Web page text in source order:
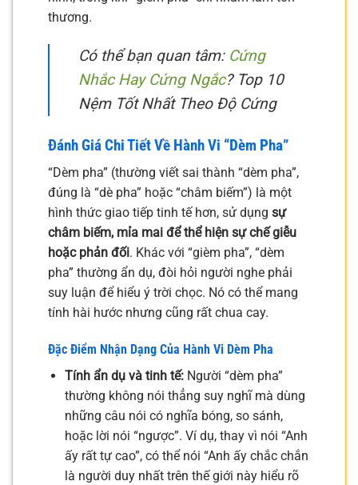
thương.
Có thể bạn quan tâm: Cứng
Nhắc Hay Cứng Ngắc? Top 10
Nệm Tốt Nhất Theo Độ Cứng
Đánh Giá Chi Tiết Về Hành Vi “Dèm Pha”
“Dèm pha” (thường viết sai thành “dèm pha”,
đúng là “dè pha” hoặc “châm biếm”) là một
hình thức giao tiếp tinh tế hơn, sử dụng sự
châm biếm, mỉa mai để thể hiện sự chế giễu
hoặc phản đối. Khác với “gièm pha”, “dèm
pha” thường ẩn dụ, đòi hỏi người nghe phải
suy luận để hiểu ý trời chọc. Nó có thể mang
tính hài hước nhưng cũng rất chua cay.
Đặc Điểm Nhận Dạng Của Hành Vi Dèm Pha
Tính ẩn dụ và tinh tế:Người “dèm pha”
thường không nói thẳng suy nghĩ mà dùng
những câu nói có nghĩa bóng, so sánh,
hoặc lời nói “ngược”. Ví dụ, thay vì nói “Anh
ấy rất tự cao”, có thể nói “Anh ấy chắc chắn
là người duy nhất trên thế giới này hiểu rõ